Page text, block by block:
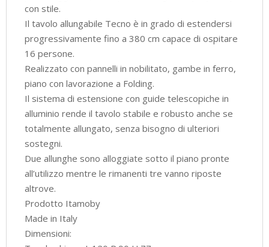
con stile.
Il tavolo allungabile Tecno è in grado di estendersi
progressivamente fino a 380 cm capace di ospitare
16 persone.
Realizzato con pannelli in nobilitato, gambe in ferro,
piano con lavorazione a Folding.
Il sistema di estensione con guide telescopiche in
alluminio rende il tavolo stabile e robusto anche se
totalmente allungato, senza bisogno di ulteriori
sostegni.
Due allunghe sono alloggiate sotto il piano pronte
all’utilizzo mentre le rimanenti tre vanno riposte
altrove.
Prodotto Itamoby
Made in Italy
Dimensioni: